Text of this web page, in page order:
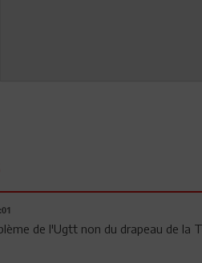
de l'Ugtt non du drapeau de la